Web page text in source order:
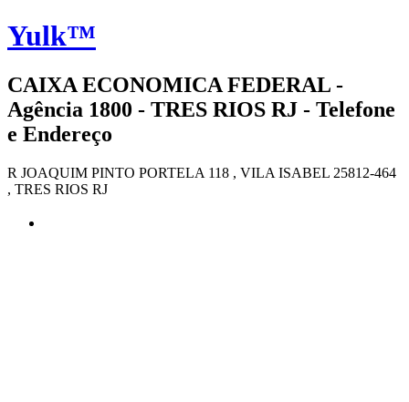
Yulk™
CAIXA ECONOMICA FEDERAL -
Agência 1800 - TRES RIOS RJ - Telefone
e Endereço
R JOAQUIM PINTO PORTELA 118 , VILA ISABEL 25812-464
, TRES RIOS RJ